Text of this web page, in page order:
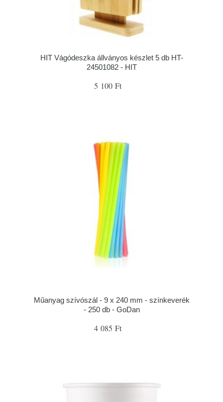
HIT Vágódeszka állványos készlet 5 db HT-
24501082 - HIT
5 100 Ft
Műanyag szívószál - 9 x 240 mm - színkeverék
- 250 db - GoDan
4 085 Ft